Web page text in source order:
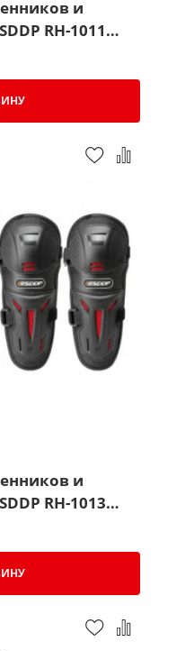
и
RH-1011
и
RH-1013